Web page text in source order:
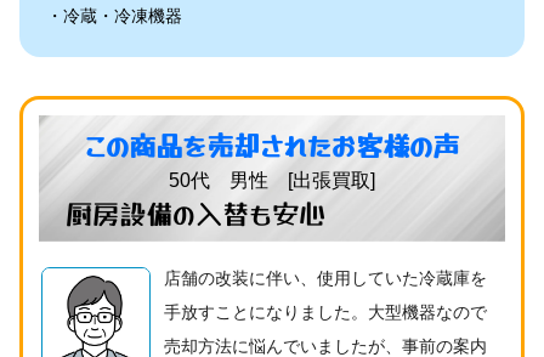
冷蔵・冷凍機器
この商品を売却されたお客様の声
50代 男性 [出張買取]
厨房設備の入替も安心
店舗の改装に伴い、使用していた冷蔵庫を
手放すことになりました。大型機器なので
売却方法に悩んでいましたが、事前の案内